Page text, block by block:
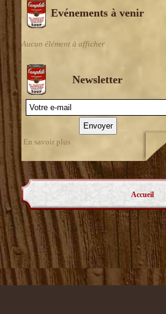
Evénements à venir
Aucun élément à afficher
Newsletter
En savoir plus
Accueil